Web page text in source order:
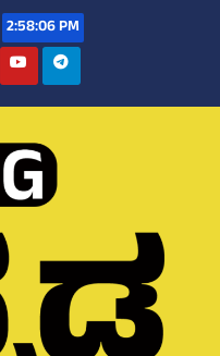
2:58:07 PM